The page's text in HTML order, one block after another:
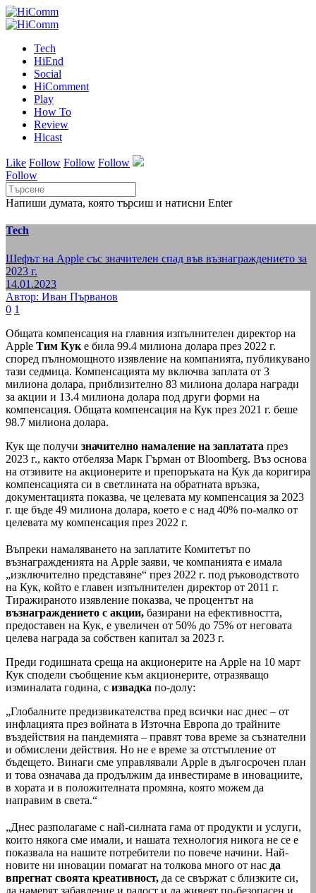
Tech
HiEnd
Social
HiComment
Play
How To
Review
Hicast
Like Follow Follow Follow
Follow
Напиши думата, която търсиш и натисни Enter
Tech
Шефът на Apple със значителен спад във възнаграждението за
2023 г.
14.01.2023
Автор: Иван Първанов
0 1
Общата компенсация на главния изпълнителен директор на
Apple Тим Кук е била 99.4 милиона долара през 2022 г.
според пълномощното изявление на компанията, публикувано
тази седмица. Компенсацията му включва заплата от 3
милиона долара, приблизително 83 милиона долара награди
за акции и 13.4 милиона долара под други форми на
компенсация. Общата компенсация на Кук през 2021 г. беше
98.7 милиона долара.
Кук ще получи значително намаление на заплатата през
2023 г., както отбеляза Марк Гърман от Bloomberg. Въз основа
на отзивите на акционерите и препоръката на Кук да коригира
компенсацията си в светлината на обратната връзка,
документацията показва, че целевата му компенсация за 2023
г. ще бъде 49 милиона долара, което е с над 40% по-малко от
целевата му компенсация през 2022 г.
Въпреки намаляването на заплатите Комитетът по
възнагражденията на Apple заяви, че компанията е имала
„изключително представяне“ през 2022 г. под ръководството
на Кук, който е главен изпълнителен директор от 2011 г.
Тиражираното изявление показва, че процентът на
възнаграждението с акции, базирани на ефективността,
предоставен на Кук, е увеличен от 50% до 75% от неговата
целева награда за собствен капитал за 2023 г.
Преди годишната среща на акционерите на Apple на 10 март
Кук сподели съобщение към акционерите, отразяващо
изминалата година, с извадка по-долу:
„Глобалните предизвикателства пред всички нас днес – от
инфлацията през войната в Източна Европа до трайните
въздействия на пандемията – правят това време за съзнателни
и обмислени действия. Но не е време за отстъпление от
бъдещето. Винаги сме управлявали Apple в дългосрочен план
и това означава да продължим да инвестираме в иновациите,
в хората и в положителната промяна, която можем да
направим в света.“
„Днес разполагаме с най-силната гама от продукти и услуги,
които някога сме имали, и нашата технология никога не се е
показвала на нашите потребители по повече начини. Най-
новите ни иновации помагат на толкова много от нас да
впрегнат своята креативност, да се свържат с близките си,
да намерят забавление и радост и да живеят по-безопасен и